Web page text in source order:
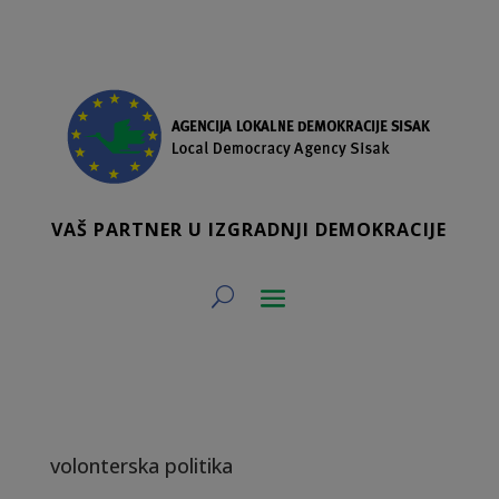
VAŠ PARTNER U IZGRADNJI DEMOKRACIJE
volonterska politika